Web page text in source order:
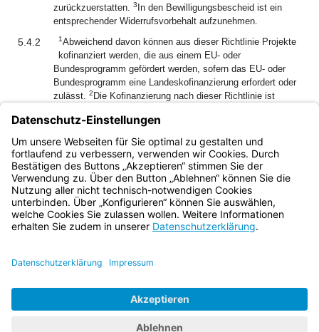
zurückzuerstatten. 3 In den Bewilligungsbescheid ist ein
entsprechender Widerrufsvorbehalt aufzunehmen.
5.4.2 1Abweichend davon können aus dieser Richtlinie Projekte
kofinanziert werden, die aus einem EU- oder
Bundesprogramm gefördert werden, sofern das EU- oder
Bundesprogramm eine Landeskofinanzierung erfordert oder
zulässt. 2 Die Kofinanzierung nach dieser Richtlinie ist
Mindesteigenanteil nach Nr. 5.3.3 ist zu beachten, sofern
nicht das EU- oder Bundesprogramm einen höheren
Eigenanteil vorschreibt.
Bayern.de
BayernPortal
Impressum